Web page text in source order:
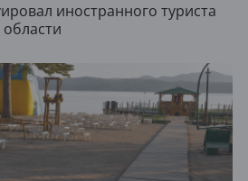
иностранного туриста